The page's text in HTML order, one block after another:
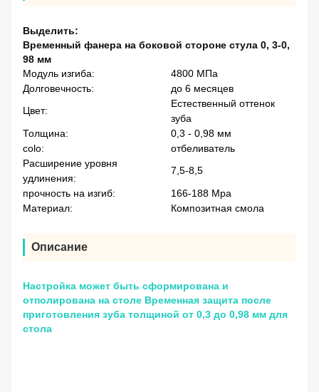
Выделить:
Временный фанера на боковой стороне стула 0, 3-0,
98 мм
Модуль изгиба:
4800 МПа
Долговечность:
до 6 месяцев
Цвет:
Естественный оттенок
зуба
Толщина:
0,3 - 0,98 мм
colo:
отбеливатель
Расширение уровня
удлинения:
7,5-8,5
прочность на изгиб:
166-188 Mpa
Материал:
Композитная смола
Описание
Настройка может быть сформирована и
отполирована на столе Временная защита после
приготовления зуба толщиной от 0,3 до 0,98 мм для
стола